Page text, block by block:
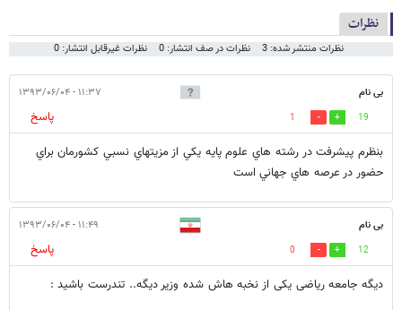
نظرات
نظرات منتشر شده: 3 نظرات در صف انتشار: 0 نظرات غیرقابل انتشار: 0
بی نام ۱۱:۳۷ - ۱۳۹۳/۰۶/۰۴
19
1
پاسخ
بنظرم پيشرفت در رشته هاي علوم پايه يكي از مزيتهاي نسبي كشورمان براي
حضور در عرصه هاي جهاني است
بی نام ۱۱:۴۹ - ۱۳۹۳/۰۶/۰۴
12
0
پاسخ
دیگه جامعه ریاضی یکی از نخبه هاش شده وزیر دیگه.. تندرست باشید :